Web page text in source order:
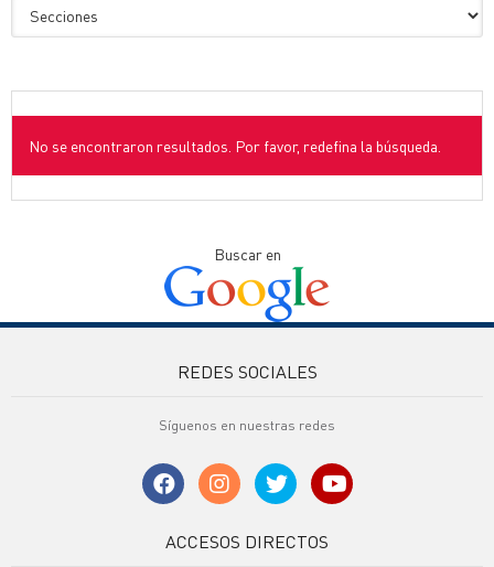
No se encontraron resultados. Por favor, redefina la búsqueda.
Buscar en
REDES SOCIALES
Síguenos en nuestras redes
ACCESOS DIRECTOS